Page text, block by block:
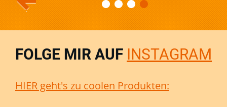
FOLGE MIR AUF INSTAGRAM
HIER geht's zu coolen Produkten: